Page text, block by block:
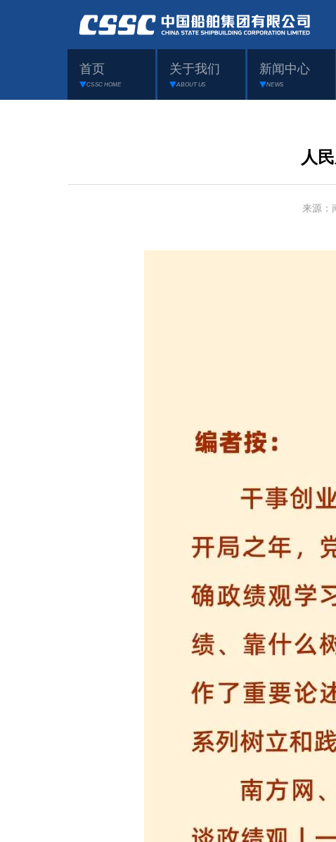
首页
CSSC HOME
关于我们
ABOUT US
新闻中心
NEWS
人
来源